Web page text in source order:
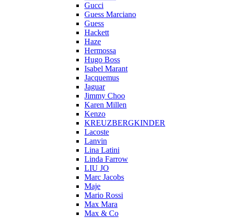
Gucci
Guess Marciano
Guess
Hackett
Haze
Hermossa
Hugo Boss
Isabel Marant
Jacquemus
Jaguar
Jimmy Choo
Karen Millen
Kenzo
KREUZBERGKINDER
Lacoste
Lanvin
Lina Latini
Linda Farrow
LIU JO
Marc Jacobs
Maje
Mario Rossi
Max Mara
Max & Co